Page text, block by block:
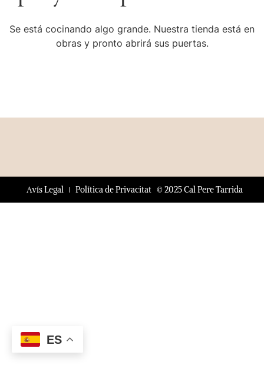
Se está cocinando algo grande. Nuestra tienda está en
obras y pronto abrirá sus puertas.
© 2025 Cal Pere Tarrida
Avís Legal Política de Privacitat
ES